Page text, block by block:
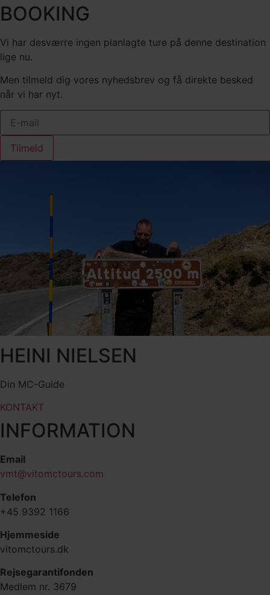
BOOKING
Vi har desværre ingen planlagte ture på denne destination
lige nu.
Men tilmeld dig vores nyhedsbrev og få direkte besked
når vi har nyt.
Tilmeld
HEINI NIELSEN
Din MC-Guide
KONTAKT
INFORMATION
Email
vmt@vitomctours.com
Telefon
+45 9392 1166
Hjemmeside
vitomctours.dk
Rejsegarantifonden
Medlem nr. 3679